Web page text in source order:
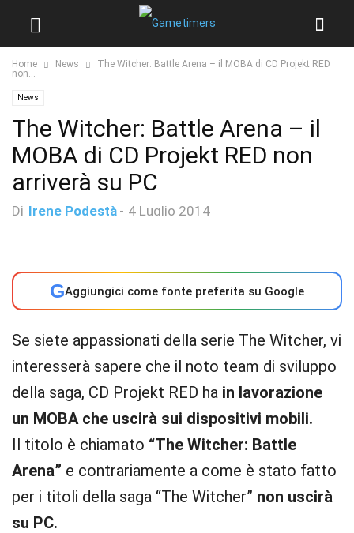
Home News
The Witcher: Battle Arena – il MOBA di CD Projekt RED
non...
News
The Witcher: Battle Arena – il
MOBA di CD Projekt RED non
arriverà su PC
Di Irene Podestà - 4 Luglio 2014
GAggiungici come fonte preferita su Google
Se siete appassionati della serie The Witcher, vi
interesserà sapere che il noto team di sviluppo
della saga, CD Projekt RED ha in lavorazione
un MOBA che uscirà sui dispositivi mobili.
Il titolo è chiamato “The Witcher: Battle
Arena” e contrariamente a come è stato fatto
per i titoli della saga “The Witcher” non uscirà
su PC.